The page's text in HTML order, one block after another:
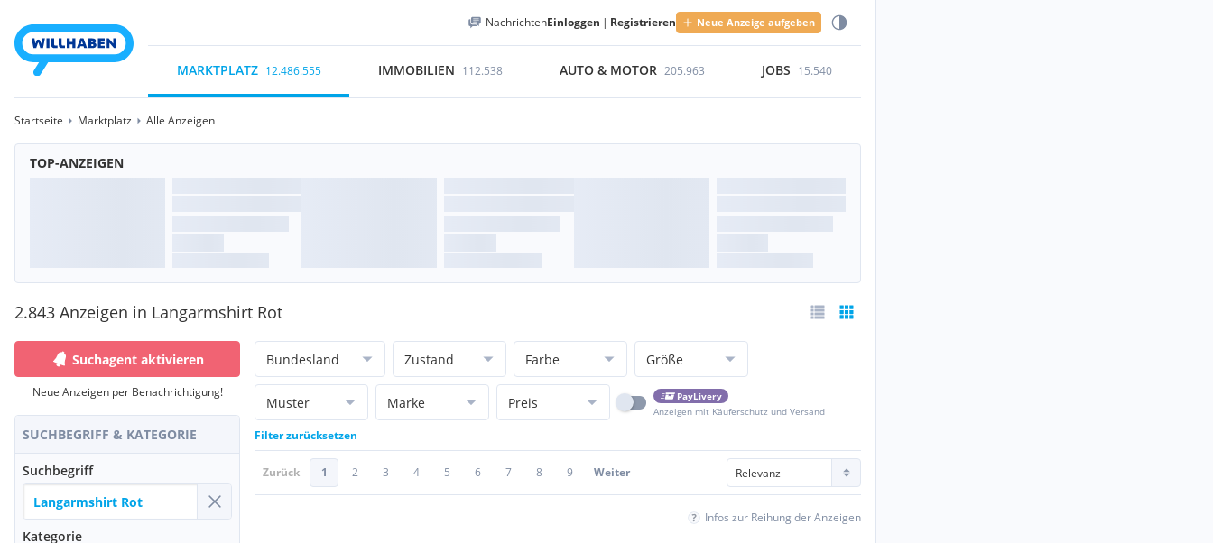
NachrichtenEinloggen | Registrieren Neue Anzeige aufgeben
MARKTPLATZ 12.486.555 IMMOBILIEN 112.538 AUTO & MOTOR 205.963 JOBS 15.540
Startseite Marktplatz Alle Anzeigen
TOP-ANZEIGEN
2.843 Anzeigen in Langarmshirt Rot
Suchagent aktivieren
Neue Anzeigen per Benachrichtigung!
SUCHBEGRIFF & KATEGORIE
Suchbegriff
Kategorie
Bundesland Zustand Farbe Größe
Muster Marke Preis
PayLivery
Anzeigen mit Käuferschutz und Versand
Filter zurücksetzen
Zurück 1 2 3 4 5 6 7 8 9 Weiter
Infos zur Reihung der Anzeigen